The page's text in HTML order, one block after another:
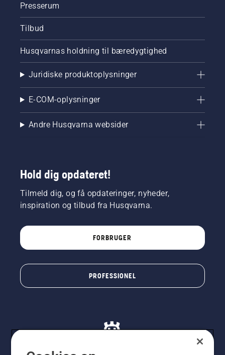
Presserum
Tilbud
Husqvarnas holdning til bæredygtighed
Juridiske produktoplysninger
E-COM-oplysninger
Andre Husqvarna websider
Hold dig opdateret!
Tilmeld dig, og få opdateringer, nyheder,
inspiration og tilbud fra Husqvarna.
FORBRUGER
PROFESSIONEL